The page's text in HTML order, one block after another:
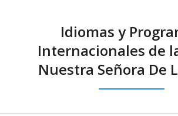
Idiomas y
Internacionales de
Nuestra Señora De